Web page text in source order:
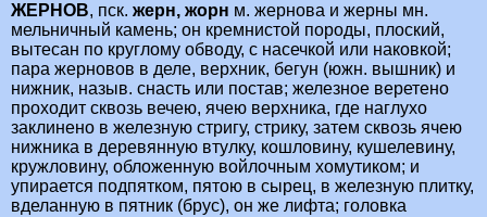
ЖЕРНОВ, пск. жерн, жорн м. жернова и жерны мн.
мельничный камень; он кремнистой породы, плоский,
вытесан по круглому обводу, с насечкой или наковкой;
пара жерновов в деле, верхник, бегун (южн. вышник) и
нижник, назыв. снасть или постав; железное веретено
проходит сквозь вечею, ячею верхника, где наглухо
заклинено в железную стригу, стрику, затем сквозь ячею
нижника в деревянную втулку, кошловину, кушелевину,
кружловину, обложенную войлочным хомутиком; и
упирается подпятком, пятою в сырец, в железную плитку,
вделанную в пятник (брус), он же лифта; головка